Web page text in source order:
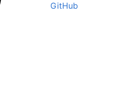
GitHub